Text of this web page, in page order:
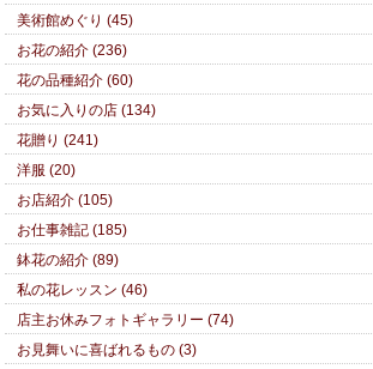
美術館めぐり (45)
お花の紹介 (236)
花の品種紹介 (60)
お気に入りの店 (134)
花贈り (241)
洋服 (20)
お店紹介 (105)
お仕事雑記 (185)
鉢花の紹介 (89)
私の花レッスン (46)
店主お休みフォトギャラリー (74)
お見舞いに喜ばれるもの (3)